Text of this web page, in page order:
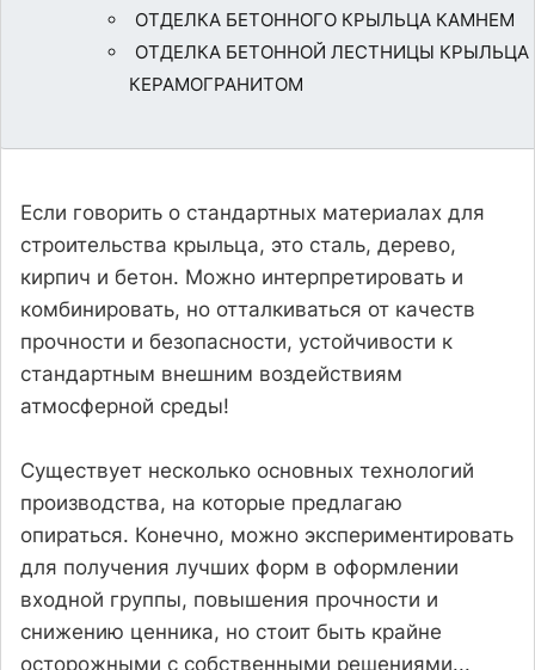
ОТДЕЛКА БЕТОННОГО КРЫЛЬЦА КАМНЕМ
ОТДЕЛКА БЕТОННОЙ ЛЕСТНИЦЫ КРЫЛЬЦА
КЕРАМОГРАНИТОМ
Если говорить о стандартных материалах для
строительства крыльца, это сталь, дерево,
кирпич и бетон. Можно интерпретировать и
комбинировать, но отталкиваться от качеств
прочности и безопасности, устойчивости к
стандартным внешним воздействиям
атмосферной среды!
Существует несколько основных технологий
производства, на которые предлагаю
опираться. Конечно, можно экспериментировать
для получения лучших форм в оформлении
входной группы, повышения прочности и
снижению ценника, но стоит быть крайне
осторожными с собственными решениями...